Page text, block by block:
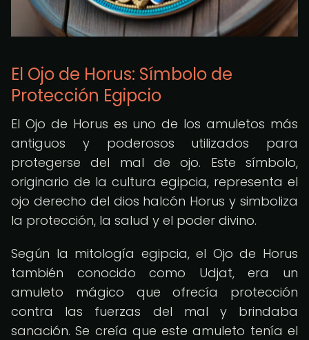
El Ojo de Horus: Símbolo de
Protección Egipcio
El Ojo de Horus es uno de los amuletos más
antiguos y poderosos utilizados para
protegerse del mal de ojo. Este símbolo,
originario de la cultura egipcia, representa el
ojo derecho del dios halcón Horus y simboliza
la protección, la salud y el poder divino.
Según la mitología egipcia, el Ojo de Horus
también conocido como Udjat, era un
amuleto mágico que ofrecía protección
contra las fuerzas del mal y brindaba
sanación. Se creía que este amuleto tenía el